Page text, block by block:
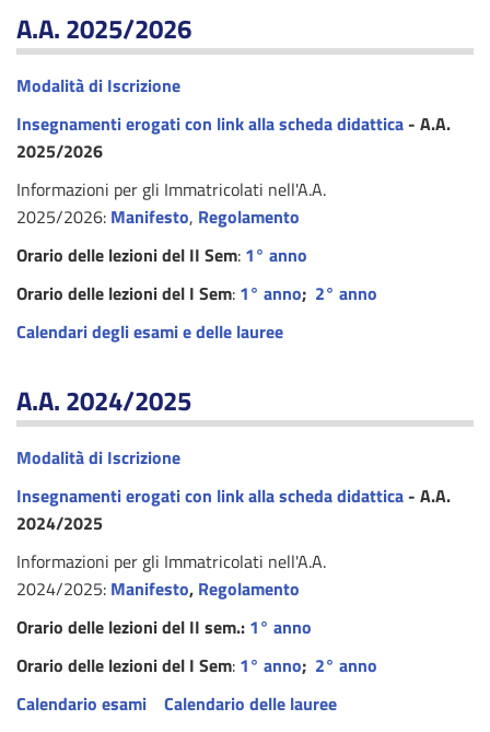
A.A. 2025/2026
Modalità di Iscrizione
Insegnamenti erogati con link alla scheda didattica - A.A.
2025/2026
Informazioni per gli Immatricolati nell'A.A.
2025/2026: Manifesto, Regolamento
Orario delle lezioni del II Sem: 1° anno
Orario delle lezioni del I Sem: 1° anno; 2° anno
Calendari degli esami e delle lauree
A.A. 2024/2025
Modalità di Iscrizione
Insegnamenti erogati con link alla scheda didattica - A.A.
2024/2025
Informazioni per gli Immatricolati nell'A.A.
2024/2025: Manifesto, Regolamento
Orario delle lezioni del II sem.: 1° anno
Orario delle lezioni del I Sem: 1° anno; 2° anno
Calendario esami
Calendario delle lauree